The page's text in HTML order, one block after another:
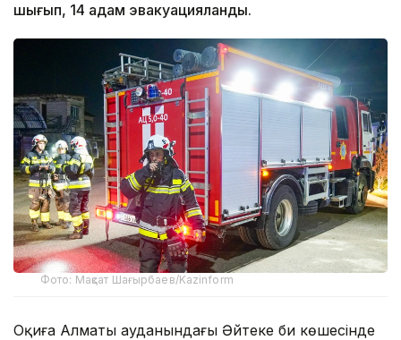
шығып, 14 адам эвакуацияланды.
Фото: Мақсат Шағырбаев/Kazinform
Оқиға Алматы ауданындағы Әйтеке би көшесінде